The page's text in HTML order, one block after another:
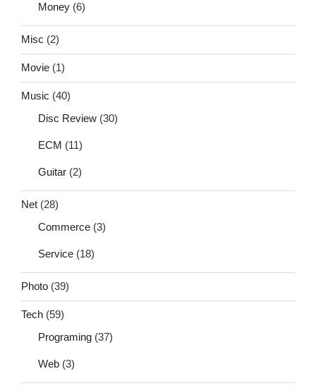
Money (6)
Misc (2)
Movie (1)
Music (40)
Disc Review (30)
ECM (11)
Guitar (2)
Net (28)
Commerce (3)
Service (18)
Photo (39)
Tech (59)
Programing (37)
Web (3)